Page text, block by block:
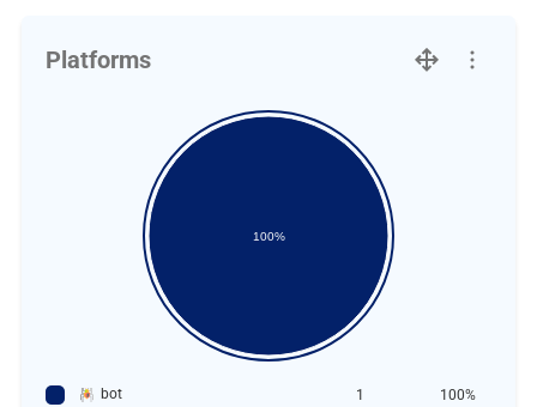
Platforms
100%
bot 1 100%